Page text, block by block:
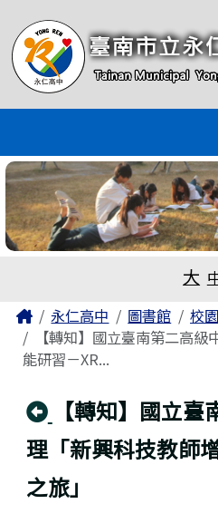
臺南市永仁高級中學
大
主內容區域
Home永仁高中 圖書館
校
【轉知】國立臺南第二高
能研習－XR...
回上頁
【轉知】國立
理「新興科技教師
之旅」
頁尾區域